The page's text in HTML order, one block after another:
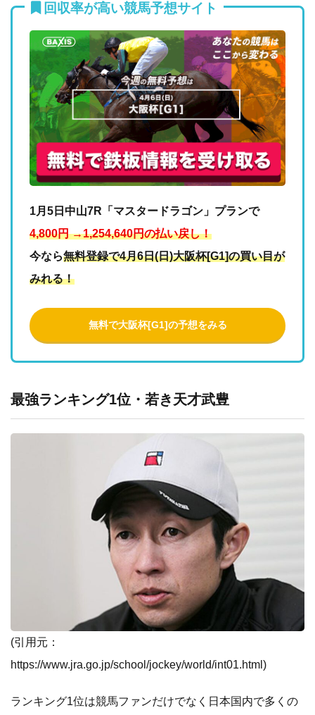
回収率が高い競馬予想サイト
1月5日中山7R「マスタードラゴン」プランで
4,800円 →1,254,640円の払い戻し！
今なら無料登録で4月6日(日)大阪杯[G1]の買い目が
みれる！
無料で大阪杯[G1]の予想をみる
最強ランキング1位・若き天才武豊
(引用元：
https://www.jra.go.jp/school/jockey/world/int01.html )
ランキング1位は競馬ファンだけでなく日本国内で多くの